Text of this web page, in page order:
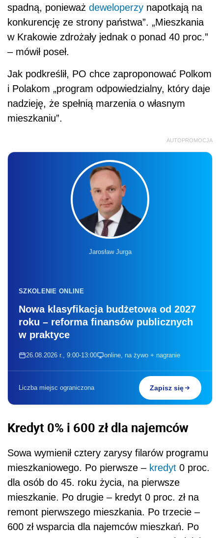
spadną, ponieważ deweloperzy napotkają na
konkurencję ze strony państwa”. „Mieszkania
w Krakowie zdrożały jednak o ponad 40 proc.”
– mówił poseł.
Jak podkreślił, PO chce zaproponować Polkom
i Polakom „program odpowiedzialny, który daje
nadzieję, że spełnią marzenia o własnym
mieszkaniu”.
AUTOPROMOCJA
Jarosław Jurga
SZKOLENIE ONLINE
Nowa klasyfikacja budżetowa od 2027
roku – reforma finansów publicznych
w praktyce
26.08.2026 r., 9:00-13:00 online, na żywo + nagranie
Liczba miejsc ograniczona Zapisz się
Kredyt 0% i 600 zł dla najemców
Sowa wymienił cztery zarysy filarów programu
mieszkaniowego. Po pierwsze – kredyt 0 proc.
dla osób do 45. roku życia, na pierwsze
mieszkanie. Po drugie – kredyt 0 proc. zł na
remont pierwszego mieszkania. Po trzecie –
600 zł wsparcia dla najemców mieszkań. Po